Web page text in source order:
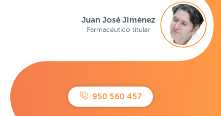
950 560 457
Juan José Jiménez
Farmacéutico titular